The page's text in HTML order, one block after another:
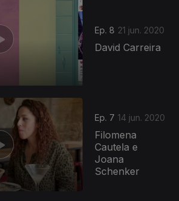
Ep. 8 21 jun. 2020
David Carreira
Ep. 7 14 jun. 2020
Filomena
Cautela e
Joana
Schenker